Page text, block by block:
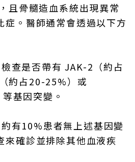
，且骨髓造血系統出現異常
症。醫師通常會透過以下方
檢查是否帶有 JAK-2（約占
約占20-25%）或
基因突變。
約有10%患者無上述基因變
來確診並排除其他血液疾